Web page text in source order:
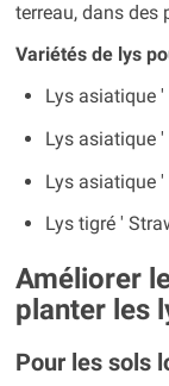
terreau, dans des
Variétés de lys
Lys asiatique '
Lys asiatique
Lys asiatique '
Lys tigré '
Améliorer
planter les
Pour les sols